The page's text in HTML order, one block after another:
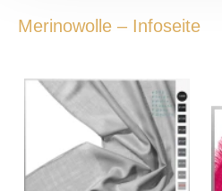
Merinowolle – Infoseite